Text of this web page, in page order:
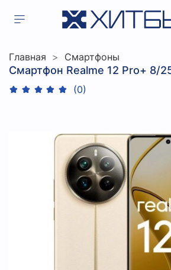
Главная Смартфоны
Смартфон Realme 12 Pro+ 8/
(0)